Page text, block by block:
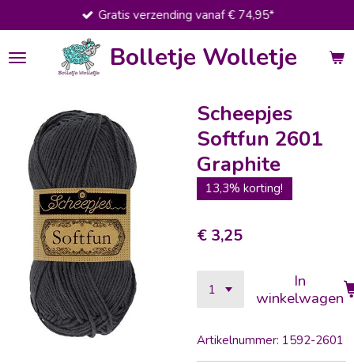
direct
naar
de
Bolletje Wolletje
Gratis verzending vanaf € 74,95*
Scheepjes
Softfun 2601
Graphite
13,3% korting!
€ 3,25
In
winkelwagen
Artikelnummer: 1592-2601